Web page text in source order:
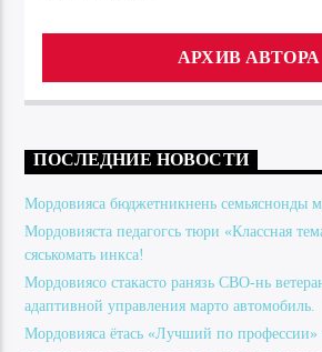
АРХИВ АВТОРА
ПОСЛЕДНИЕ НОВОСТИ
Мордовияса бюджетникнень семьяснонды
Мордовияста педагогсь тюри «Классная
сяськомать инкса!
Мордовиясо стакасто ранязь СВО-нь
адаптивной управления марто автомобиль.
Мордовияса ётась «Лучший по профессии»